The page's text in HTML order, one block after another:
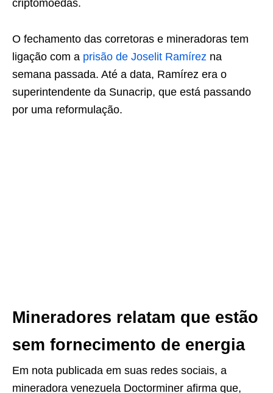
criptomoedas.
O fechamento das corretoras e mineradoras tem
ligação com a prisão de Joselit Ramírez na
semana passada. Até a data, Ramírez era o
superintendente da Sunacrip, que está passando
por uma reformulação.
Mineradores relatam que estão
sem fornecimento de energia
Em nota publicada em suas redes sociais, a
mineradora venezuela Doctorminer afirma que,